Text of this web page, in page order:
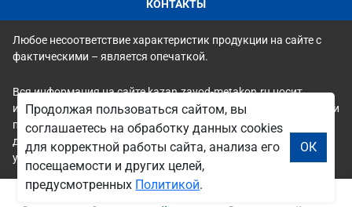
КОНТАКТЫ
Любое несоответствие характеристик продукции на сайте с
фактическими – является опечаткой.
Вся информация на сайте kazan.zavod-metakon.ru носит
исключительно ознакомительный и справочный характер и ни
при каких условиях не является публичной офертой. Всю
дополнительную информацию можно узнать по телефонам
указанным на сайте.
Продолжая пользоваться сайтом, вы
соглашаетесь на обработку данных cookies
для корректной работы сайта, анализа его
посещаемости и других целей,
предусмотренных Политикой.
ОК